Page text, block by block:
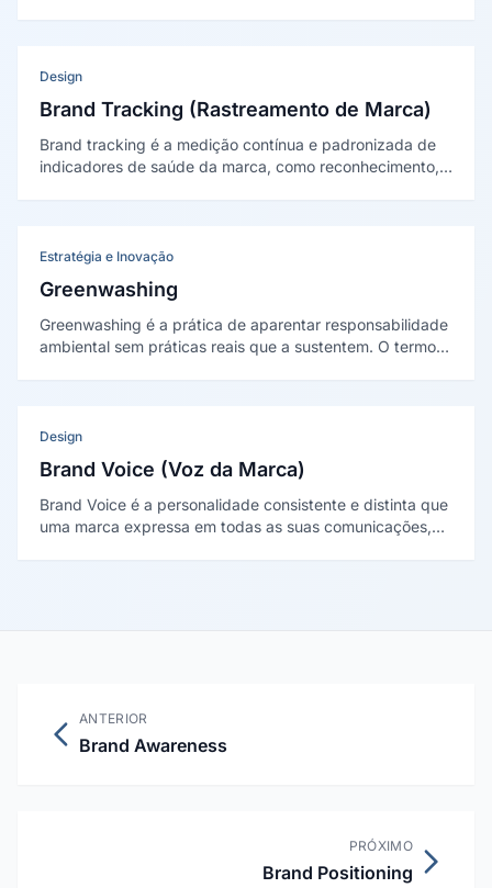
Design
Brand Tracking (Rastreamento de Marca)
Brand tracking é a medição contínua e padronizada de
indicadores de saúde da marca, como reconhecimento,
Estratégia e Inovação
Greenwashing
Greenwashing é a prática de aparentar responsabilidade
ambiental sem práticas reais que a sustentem. O termo
Design
Brand Voice (Voz da Marca)
Brand Voice é a personalidade consistente e distinta que
uma marca expressa em todas as suas comunicações,
ANTERIOR
Brand Awareness
PRÓXIMO
Brand Positioning